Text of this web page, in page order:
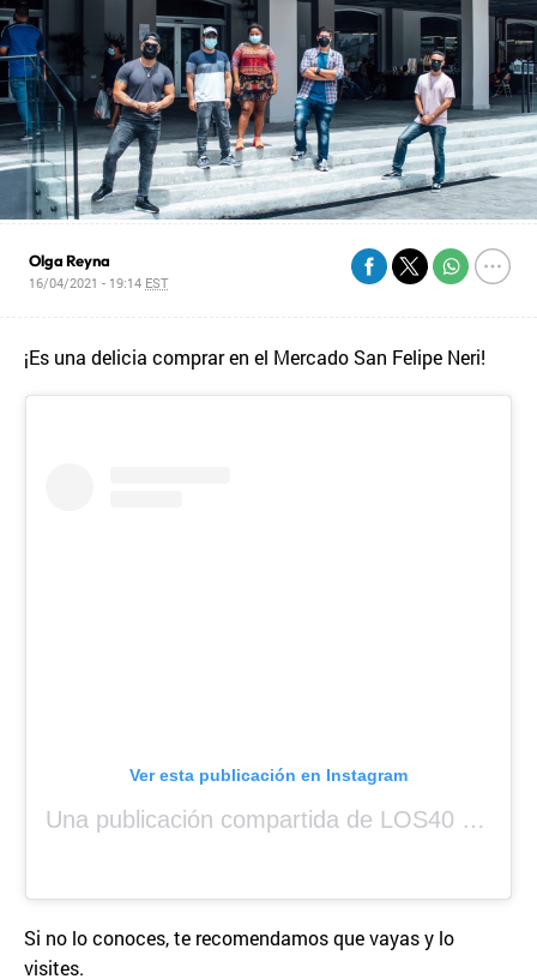
Olga Reyna
16/04/2021 - 19:14 EST
¡Es una delicia comprar en el Mercado San Felipe Neri!
Ver esta publicación en Instagram
Una publicación compartida de LOS40 Panamá 🇵🇦 🎙️🎶 (@los40panama)
Si no lo conoces, te recomendamos que vayas y lo
visites.